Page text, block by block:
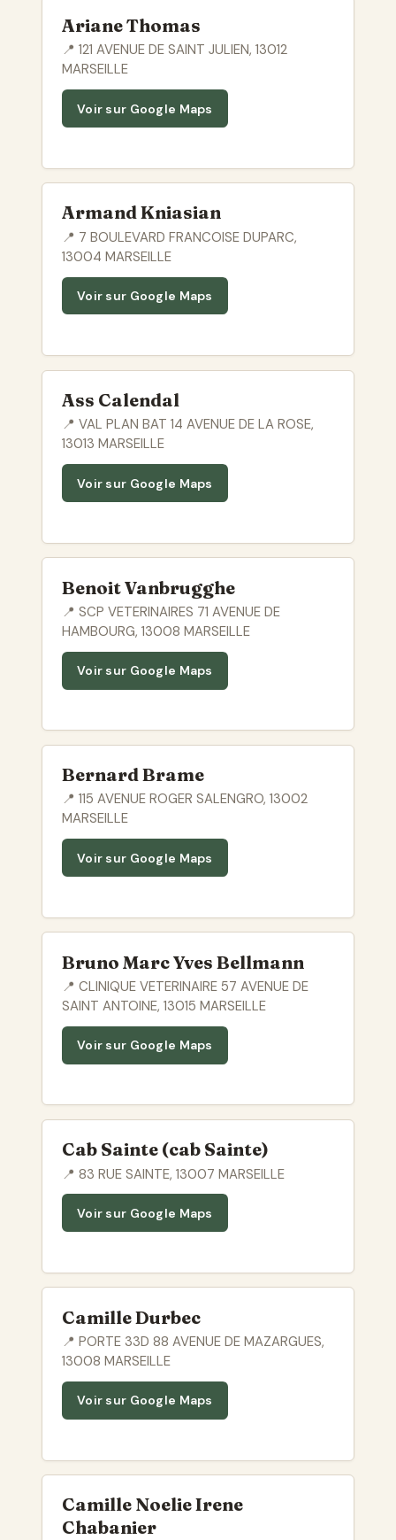
Ariane Thomas
📍 121 AVENUE DE SAINT JULIEN, 13012
MARSEILLE
Voir sur Google Maps
Armand Kniasian
📍 7 BOULEVARD FRANCOISE DUPARC,
13004 MARSEILLE
Voir sur Google Maps
Ass Calendal
📍 VAL PLAN BAT 14 AVENUE DE LA ROSE,
13013 MARSEILLE
Voir sur Google Maps
Benoit Vanbrugghe
📍 SCP VETERINAIRES 71 AVENUE DE
HAMBOURG, 13008 MARSEILLE
Voir sur Google Maps
Bernard Brame
📍 115 AVENUE ROGER SALENGRO, 13002
MARSEILLE
Voir sur Google Maps
Bruno Marc Yves Bellmann
📍 CLINIQUE VETERINAIRE 57 AVENUE DE
SAINT ANTOINE, 13015 MARSEILLE
Voir sur Google Maps
Cab Sainte (cab Sainte)
📍 83 RUE SAINTE, 13007 MARSEILLE
Voir sur Google Maps
Camille Durbec
📍 PORTE 33D 88 AVENUE DE MAZARGUES,
13008 MARSEILLE
Voir sur Google Maps
Camille Noelie Irene
Chabanier